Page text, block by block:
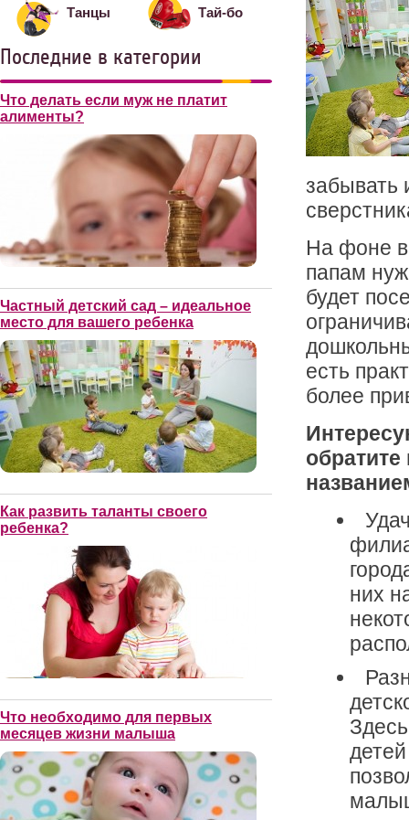
Танцы Тай-бо
Последние в категории
Что делать если муж не платит
алименты?
Частный детский сад – идеальное
место для вашего ребенка
Как развить таланты своего
ребенка?
Что необходимо для первых
месяцев жизни малыша
забывать
На фоне
папам
будет
есть
более
них